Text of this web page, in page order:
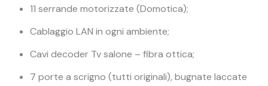
11 serrande motorizzate (Domotica);
Cablaggio LAN in ogni ambiente;
Cavi decoder Tv salone – fibra ottica;
7 porte a scrigno (tutti originali), bugnate laccate